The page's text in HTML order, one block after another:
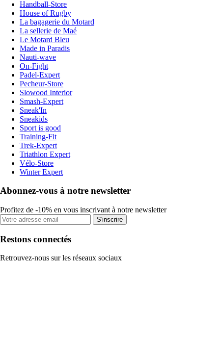
Handball-Store
House of Rugby
La bagagerie du Motard
La sellerie de Maé
Le Motard Bleu
Made in Paradis
Nauti-wave
On-Fight
Padel-Expert
Pecheur-Store
Slowood Interior
Smash-Expert
Sneak'In
Sneakids
Sport is good
Training-Fit
Trek-Expert
Triathlon Expert
Vélo-Store
Winter Expert
Abonnez-vous à notre newsletter
Profitez de -10% en vous inscrivant à notre newsletter
S'inscrire
Restons connectés
Retrouvez-nous sur les réseaux sociaux